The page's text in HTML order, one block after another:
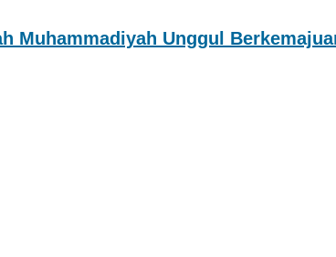
Muhammadiyah Unggul